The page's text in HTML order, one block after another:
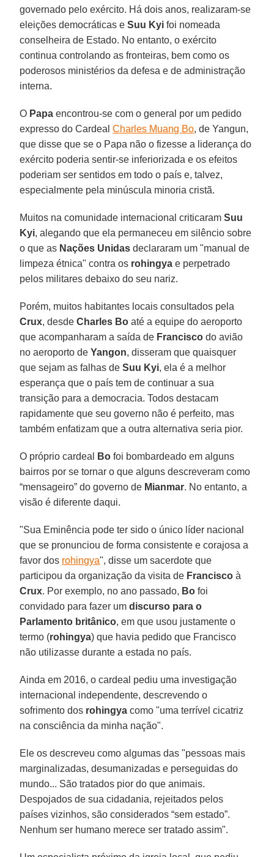
governado pelo exército. Há dois anos, realizaram-se
eleições democráticas eSuu Kyi foi nomeada
conselheira de Estado. No entanto, o exército
continua controlando as fronteiras, bem como os
poderosos ministérios da defesa e de administração
interna.
O Papa encontrou-se com o general por um pedido
expresso do CardealCharles Muang Bo, de Yangun,
que disse que se o Papa não o fizesse a liderança do
exército poderia sentir-se inferiorizada e os efeitos
poderiam ser sentidos em todo o país e, talvez,
especialmente pela minúscula minoria cristã.
Muitos na comunidade internacional criticaramSuu
Kyi, alegando que ela permaneceu em silêncio sobre
o que as Nações Unidas declararam um "manual de
limpeza étnica" contra os rohingya e perpetrado
pelos militares debaixo do seu nariz.
Porém, muitos habitantes locais consultados pela
Crux, desdeCharles Bo até a equipe do aeroporto
que acompanharam a saída de Francisco do avião
no aeroporto deYangon, disseram que quaisquer
que sejam as falhas deSuu Kyi, ela é a melhor
esperança que o país tem de continuar a sua
transição para a democracia. Todos destacam
rapidamente que seu governo não é perfeito, mas
também enfatizam que a outra alternativa seria pior.
O próprio cardeal Bo foi bombardeado em alguns
bairros por se tornar o que alguns descreveram como
“mensageiro” do governo de Mianmar. No entanto, a
visão é diferente daqui.
"Sua Eminência pode ter sido o único líder nacional
que se pronunciou de forma consistente e corajosa a
favor dos rohingya", disse um sacerdote que
participou da organização da visita de Francisco à
Crux. Por exemplo, no ano passado, Bo foi
convidado para fazer umdiscurso para o
Parlamento britânico, em que usou justamente o
termo (rohingya) que havia pedido que Francisco
não utilizasse durante a estada no país.
Ainda em 2016, o cardeal pediu uma investigação
internacional independente, descrevendo o
sofrimento dos rohingya como "uma terrível cicatriz
na consciência da minha nação".
Ele os descreveu como algumas das "pessoas mais
marginalizadas, desumanizadas e perseguidas do
mundo... São tratados pior do que animais.
Despojados de sua cidadania, rejeitados pelos
países vizinhos, são considerados “sem estado”.
Nenhum ser humano merece ser tratado assim".